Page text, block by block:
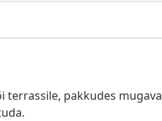
terrassile, pakkudes